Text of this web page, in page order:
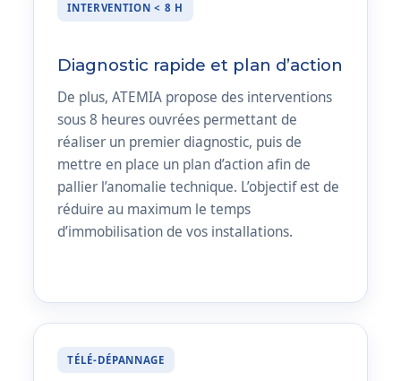
INTERVENTION < 8 H
Diagnostic rapide et plan d’action
De plus, ATEMIA propose des interventions
sous 8 heures ouvrées permettant de
réaliser un premier diagnostic, puis de
mettre en place un plan d’action afin de
pallier l’anomalie technique. L’objectif est de
réduire au maximum le temps
d’immobilisation de vos installations.
TÉLÉ-DÉPANNAGE